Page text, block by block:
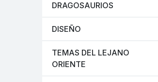
DRAGOSAURIOS
DISEÑO
TEMAS DEL LEJANO
ORIENTE